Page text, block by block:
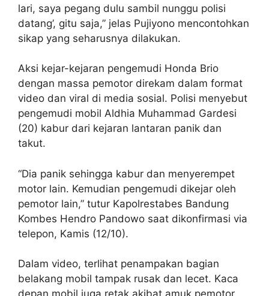
lari, saya pegang dulu sambil nunggu polisi
datang’, gitu saja,” jelas Pujiyono mencontohkan
sikap yang seharusnya dilakukan.
Aksi kejar-kejaran pengemudi Honda Brio
dengan massa pemotor direkam dalam format
video dan viral di media sosial. Polisi menyebut
pengemudi mobil Aldhia Muhammad Gardesi
(20) kabur dari kejaran lantaran panik dan
takut.
“Dia panik sehingga kabur dan menyerempet
motor lain. Kemudian pengemudi dikejar oleh
pemotor lain,” tutur Kapolrestabes Bandung
Kombes Hendro Pandowo saat dikonfirmasi via
telepon, Kamis (12/10).
Dalam video, terlihat penampakan bagian
belakang mobil tampak rusak dan lecet. Kaca
depan mobil juga retak akibat amuk pemotor.